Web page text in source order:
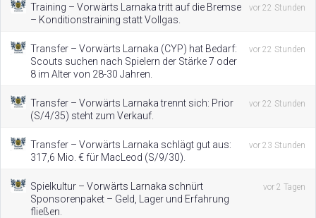
Training – Vorwärts Larnaka tritt auf die Bremse
– Konditionstraining statt Vollgas.
vor 22 Stunden
Transfer – Vorwärts Larnaka (CYP) hat Bedarf:
Scouts suchen nach Spielern der Stärke 7 oder
8 im Alter von 28-30 Jahren.
vor 22 Stunden
Transfer – Vorwärts Larnaka trennt sich: Prior
(S/4/35) steht zum Verkauf.
vor 22 Stunden
Transfer – Vorwärts Larnaka schlägt gut aus:
317,6 Mio. € für MacLeod (S/9/30).
vor 23 Stunden
Spielkultur – Vorwärts Larnaka schnürt
Sponsorenpaket – Geld, Lager und Erfahrung
fließen.
vor 2 Tagen